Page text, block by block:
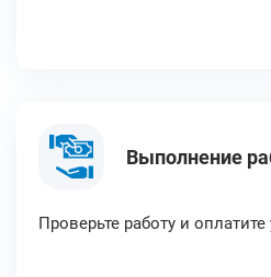
Выполнение
Проверьте работу и